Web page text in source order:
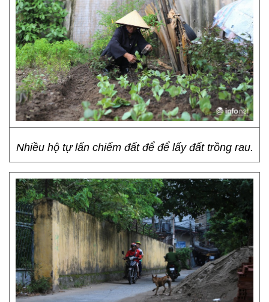
Nhiều hộ tự lấn chiếm đất để để lấy đất trồng rau.